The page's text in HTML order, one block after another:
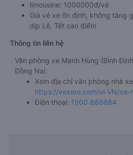
limousine: 1000000đ/vé
Giá vé xe ổn định, không tăng
dịp Lễ, Tết cao điểm
Thông tin liên hệ
Văn phòng xe Mạnh Hùng (Bình
Đồng Nai:
Xem địa chỉ văn phòng nhà
https://vexere.com/vi-VN/xe-
Điện thoại: 1900 888684